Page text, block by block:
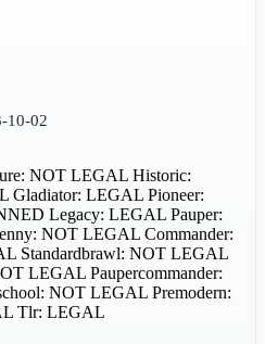
10-02
NOT LEGALHistoric:
Gladiator: LEGALPioneer:
Legacy: LEGALPauper:
NOT LEGALCommander:
Standardbrawl: NOT LEGAL
LEGALPaupercommander:
NOT LEGALPremodern:
Tlr: LEGAL